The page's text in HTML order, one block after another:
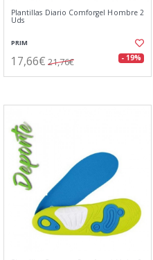
Plantillas Diario Comforgel Hombre 2
Uds
PRIM
17,66€ 21,76€ - 19%